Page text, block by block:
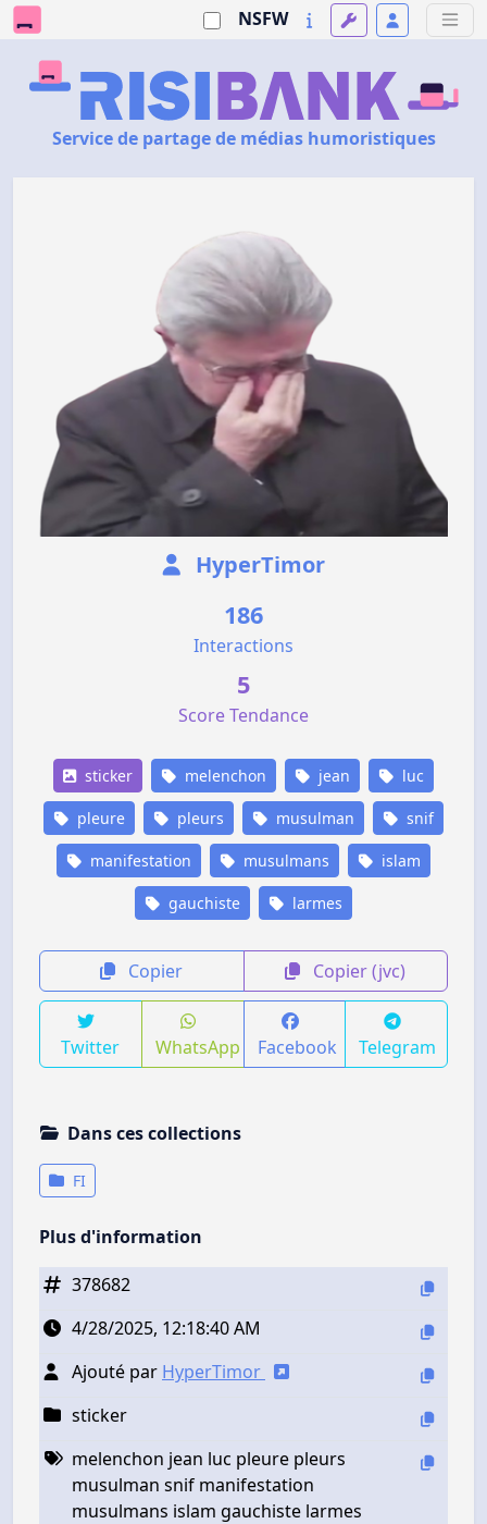
NSFW
Service de partage de médias humoristiques
HyperTimor
186
Interactions
5
Score Tendance
sticker melenchon jean luc
pleure pleurs musulman snif
manifestation musulmans islam
gauchiste larmes
Copier Copier (jvc)
Twitter WhatsApp Facebook Telegram
Dans ces collections
FI
Plus d'information
378682
4/28/2025, 12:18:40 AM
Ajouté par HyperTimor
sticker
melenchon jean luc pleure pleurs
musulman snif manifestation
musulmans islam gauchiste larmes